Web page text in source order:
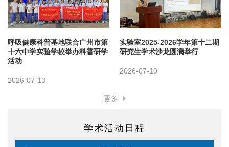
呼吸健康科普基地联合广州市第
十六中学实验学校举办科普研学
活动
2026-07-13
实验室2025-2026学年第十二期
研究生学术沙龙圆满举行
2026-07-10
更多
学术活动日程